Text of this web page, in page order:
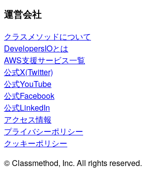
運営会社
クラスメソッドについて
DevelopersIOとは
AWS支援サービス一覧
公式X(Twitter)
公式YouTube
公式Facebook
公式LinkedIn
アクセス情報
プライバシーポリシー
クッキーポリシー
© Classmethod, Inc. All rights reserved.